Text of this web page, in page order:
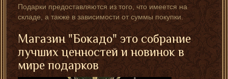
Подарки предоставляются из того, что имеется на
складе, а также в зависимости от суммы покупки.
Магазин "Бокадо" это собрание
лучших ценностей и новинок в
мире подарков